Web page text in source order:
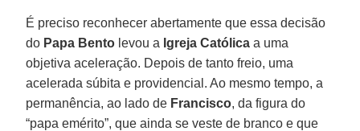
É preciso reconhecer abertamente que essa decisão
do Papa Bento levou a Igreja Católica a uma
objetiva aceleração. Depois de tanto freio, uma
acelerada súbita e providencial. Ao mesmo tempo, a
permanência, ao lado de Francisco, da figura do
“papa emérito”, que ainda se veste de branco e que